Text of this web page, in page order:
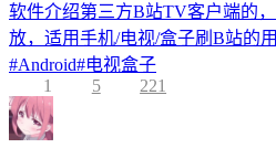
软件介绍第三方B站TV客户端的
放，适用手机/电视/盒子刷B站的
#Android#电视盒子
1
5 221